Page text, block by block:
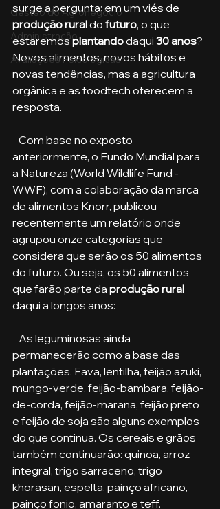
Gestão do Agronegócio
Administração
Avaliações Psicológicas
surge a pergunta: em um viés de
produção rural do futuro, o que
estaremos plantando daqui 30 anos?
Novos alimentos, novos hábitos e
novas tendências, mas a agricultura
orgânica e as foodtech oferecem a
resposta.
anteriormente, o Fundo Mundial para
a Natureza (World Wildlife Fund -
WWF), com a colaboração da marca
de alimentos Knorr, publicou
recentemente um relatório onde
agrupou onze categorias que
considera que serão os 50 alimentos
do futuro. Ou seja, os 50 alimentos
que farão parte da produção rural
daqui a longos anos:
permanecerão como a base das
plantações. Fava, lentilha, feijão azuki,
mungo-verde, feijão-bambara, feijão-
de-corda, feijão-marana, feijão preto
e feijão de soja são alguns exemplos
do que continua. Os cereais e grãos
também continuarão: quinoa, arroz
integral, trigo sarraceno, trigo
khorasan, espelta, painço africano,
painço fonio, amaranto e teff.